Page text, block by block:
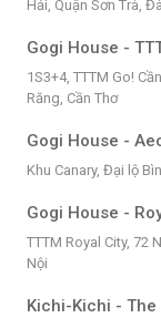
Hải, Quận Sơn Trà,
Gogi House -
1S3+4, TTTM Go!
Răng, Cần Thơ
Gogi House -
Khu Canary, Đại lộ
Gogi House -
TTTM Royal City, 72
Nội
Kichi-Kichi -